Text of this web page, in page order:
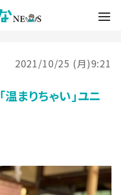
2021/10/25 (月)9:21
まりちゃい」ユニ